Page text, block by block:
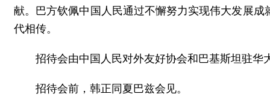
献。巴方钦佩中国人民通过不懈努力实现伟大发展
代相传。
招待会由中国人民对外友好协会和巴基斯坦驻
招待会前，韩正同夏巴兹会见。